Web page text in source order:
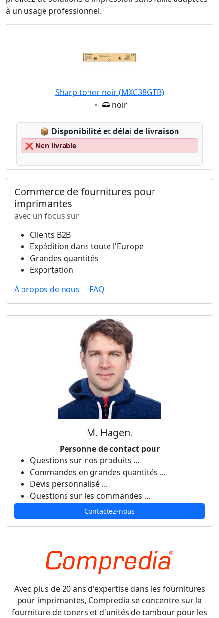
à un usage professionnel.
Sharp toner noir (MXC38GTB)
Eigenschaft:
noir
📦 Lagerstatus:
Disponibilité et délai de livraison
❌ Non livrable
Commerce de fournitures pour
imprimantes
avec un focus sur
Clients B2B
Expédition dans toute l'Europe
Grandes quantités
Exportation
À propos de nous
FAQ
M. Hagen,
Personne de contact pour
Questions sur nos produits ...
Commandes en grandes quantités ...
Devis personnalisé ...
Questions sur les commandes ...
Contactez-nous
Avec plus de 20 ans d'expertise dans les fournitures
pour imprimantes, Compredia se concentre sur la
fourniture de toners et d'unités de tambour pour les